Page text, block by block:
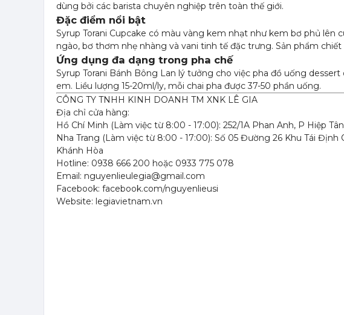
dùng bởi các barista chuyên nghiệp trên toàn thế giới.
Đặc điểm nổi bật
Syrup Torani Cupcake có màu vàng kem nhạt như kem bơ phủ
ngào, bơ thơm nhẹ nhàng và vani tinh tế đặc trưng. Sản phẩm
Ứng dụng đa dạng trong pha chế
Syrup Torani Bánh Bông Lan lý tưởng cho việc pha đồ uống
em. Liều lượng 15-20ml/ly, mỗi chai pha được 37-50 phần uống.
CÔNG TY TNHH KINH DOANH TM XNK LÊ GIA
Địa chỉ cửa hàng:
Hồ Chí Minh (Làm việc từ 8:00 - 17:00): 252/1A Phan Anh, P Hiệp
Nha Trang (Làm việc từ 8:00 - 17:00): Số 05 Đường 26 Khu Tái
Khánh Hòa
Hotline: 0938 666 200 hoặc 0933 775 078
Email: nguyenlieulegia@gmail.com
Facebook: facebook.com/nguyenlieusi
Website: legiavietnam.vn